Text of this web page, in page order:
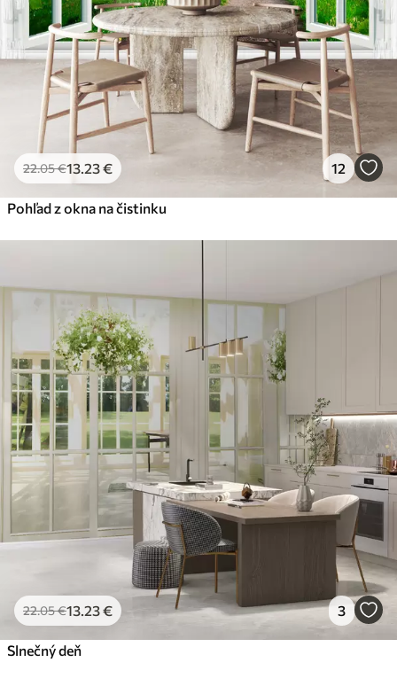
Prémiový vinyl
65.0039.00€/m²
Peel and Stick
81.67 49.00€/m²
22.05€13 .23€ 12
Pohľad z okna na čistinku
22.05€13 .23€ 3
Slnečný deň